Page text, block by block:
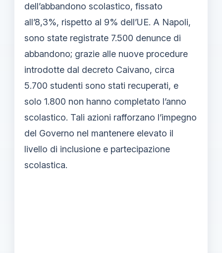
dell’abbandono scolastico, fissato
all’8,3%, rispetto al 9% dell’UE. A Napoli,
sono state registrate 7.500 denunce di
abbandono; grazie alle nuove procedure
introdotte dal decreto Caivano, circa
5.700 studenti sono stati recuperati, e
solo 1.800 non hanno completato l’anno
scolastico. Tali azioni rafforzano l’impegno
del Governo nel mantenere elevato il
livello di inclusione e partecipazione
scolastica.